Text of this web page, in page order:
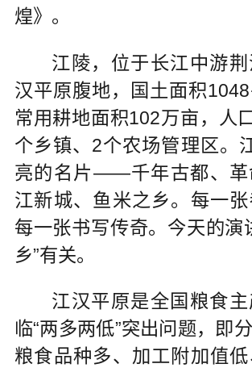
煌》。
江陵，位于长江中游
汉平原腹地，国土面积1048
常用耕地面积102万亩，人
个乡镇、2个农场管理区。
亮的名片——千年古都、革
江新城、鱼米之乡。每一张
每一张书写传奇。今天的演
乡”有关。
江汉平原是全国粮食
临“两多两低”突出问题，即
粮食品种多、加工附加值